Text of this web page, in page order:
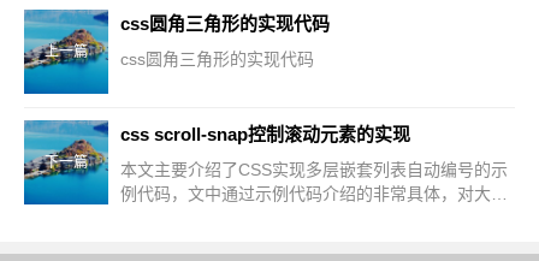
上一篇
css圆角三角形的实现代码
css圆角三角形的实现代码
下一篇
css scroll-snap控制滚动元素的实现
本文主要介绍了CSS实现多层嵌套列表自动编号的示
例代码，文中通过示例代码介绍的非常具体，对大家